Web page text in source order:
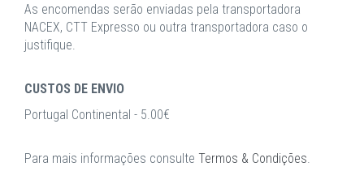
As encomendas serão enviadas pela transportadora
NACEX, CTT Expresso ou outra transportadora caso o
justifique.
CUSTOS DE ENVIO
Portugal Continental - 5.00€
Para mais informações consulte Termos & Condições.